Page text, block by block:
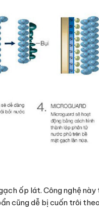
ốp lát. Công nghệ
cũng dễ bị cuốn trôi